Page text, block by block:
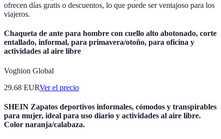
ofrecen días gratis o descuentos, lo que puede ser ventajoso para los
viajeros.
Chaqueta de ante para hombre con cuello alto abotonado, corte
entallado, informal, para primavera/otoño, para oficina y
actividades al aire libre
Voghion Global
29.68 EURVer el precio
SHEIN Zapatos deportivos informales, cómodos y transpirables
para mujer, ideal para uso diario y actividades al aire libre.
Color naranja/calabaza.